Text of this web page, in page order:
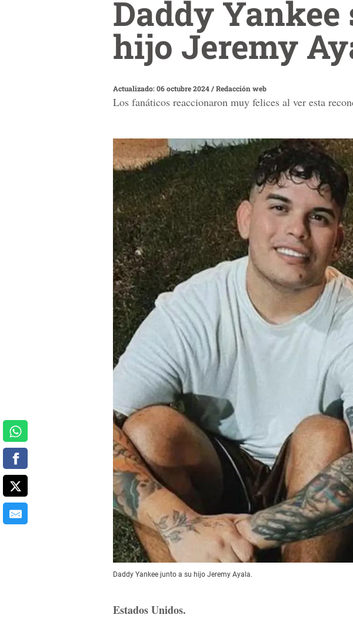
Daddy
hijo Jeremy
Actualizado: 06 octubre 2024/Redacción web
Los fanáticos reaccionaron muy felices al ver esta
Daddy Yankee junto a su hijo Jeremy Ayala.
Estados Unidos.